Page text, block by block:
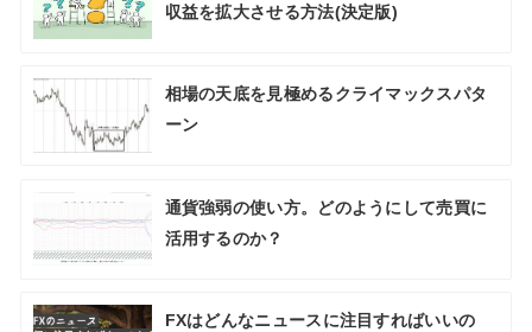
収益を拡大させる方法(決定版)
相場の天底を見極めるクライマックスパタ
ーン
通貨強弱の使い方。どのようにして売買に
活用するのか？
FXはどんなニュースに注目すればいいの